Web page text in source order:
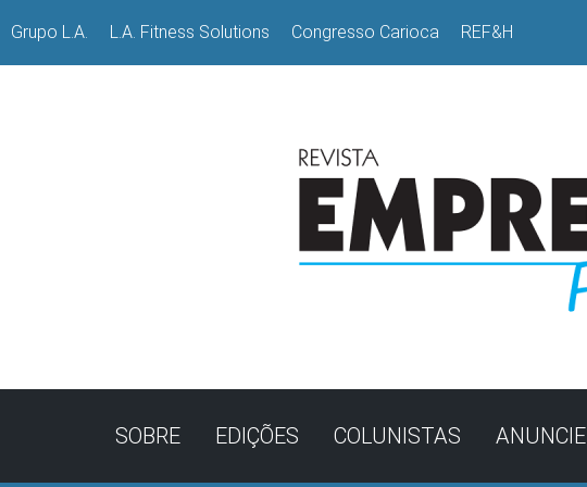
Grupo L.A. L.A. Fitness Solutions Congresso Carioca REF&H
SOBRE EDIÇÕES COLUNISTAS ANUNCIE